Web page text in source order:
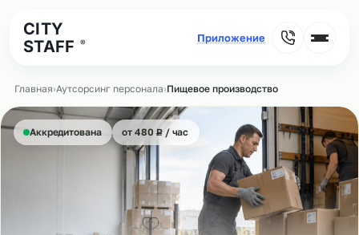
CITY
STAFF
®
Главная›Аутсорсинг персонала›Пищевое производство
Аккредитована от 480 ₽
Р/ час